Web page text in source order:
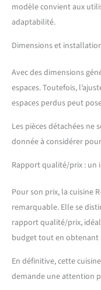
modèle convient aux
adaptabilité.
Dimensions et
Avec des dimensions
espaces. Toutefois,
espaces perdus peut
Les pièces détachées
donnée à considérer
Rapport qualité/prix : un
Pour son prix, la cuisine
remarquable. Elle se
rapport qualité/prix,
budget tout en obtenant
En définitive, cette
demande une attention